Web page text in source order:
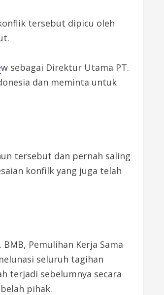
tersebut dipicu oleh
w sebagai Direktur Utama PT.
dan meminta untuk
tersebut dan pernah saling
konfilk yang juga telah
Pemulihan Kerja Sama
seluruh tagihan
terjadi sebelumnya secara
pihak.